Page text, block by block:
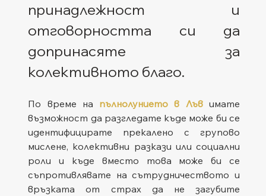
принадлежност и
отговорността си да
допринасяте за
колективното благо.
По време на пълнолунието в Лъв имате
възможност да разгледате къде може би се
идентифицирате прекалено с групово
мислене, колективни разкази или социални
роли и къде вместо това може би се
съпротивлявате на сътрудничеството и
връзката от страх да не загубите